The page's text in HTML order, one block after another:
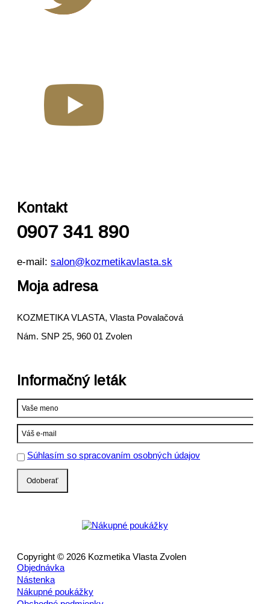
Kontakt
0907 341 890
e-mail: salon@kozmetikavlasta.sk
Moja adresa
KOZMETIKA VLASTA, Vlasta Povalačová
Nám. SNP 25, 960 01 Zvolen
Informačný leták
Súhlasím so spracovaním osobných údajov
Copyright © 2026 Kozmetika Vlasta Zvolen
Objednávka
Nástenka
Nákupné poukážky